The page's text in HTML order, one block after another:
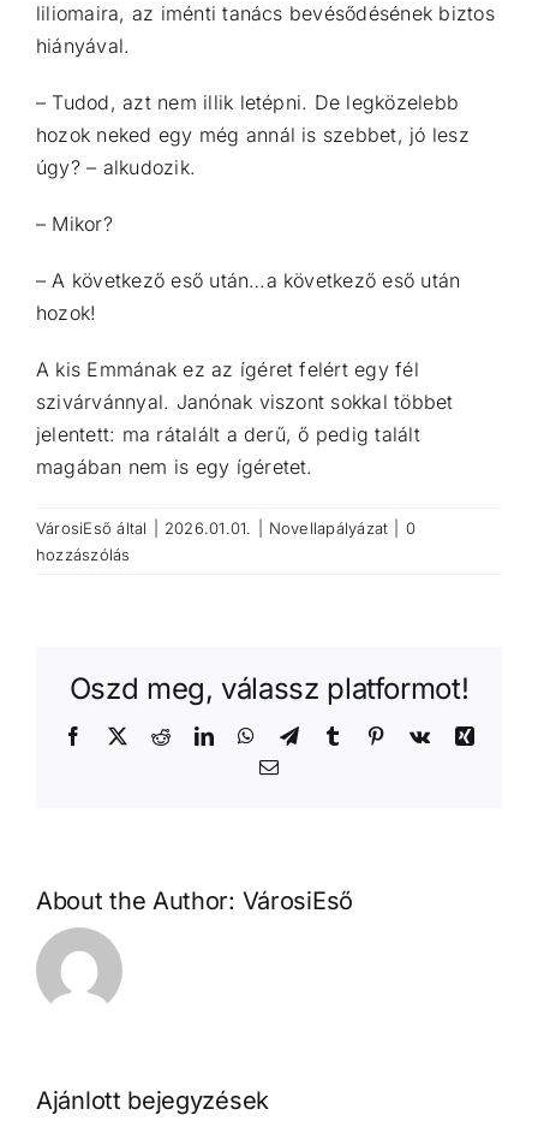
liliomaira, az iménti tanács bevésődésének biztos
hiányával.
– Tudod, azt nem illik letépni. De legközelebb
hozok neked egy még annál is szebbet, jó lesz
úgy? – alkudozik.
– Mikor?
– A következő eső után…a következő eső után
hozok!
A kis Emmának ez az ígéret felért egy fél
szivárvánnyal. Janónak viszont sokkal többet
jelentett: ma rátalált a derű, ő pedig talált
magában nem is egy ígéretet.
VárosiEső által 2026.01.01. Novellapályázat
0
hozzászólás
Oszd meg, válassz platformot!
Facebook
X RedditLinkedInWhatsApp
TelegramTumblr Pinterest
Vk
Xing
Email:
About the Author: VárosiEső
Ajánlott bejegyzések